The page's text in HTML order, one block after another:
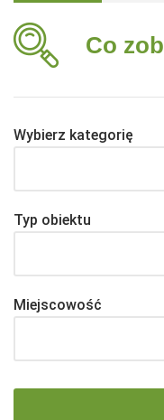
Co
Wybierz kategorię
Typ obiektu
Miejscowość